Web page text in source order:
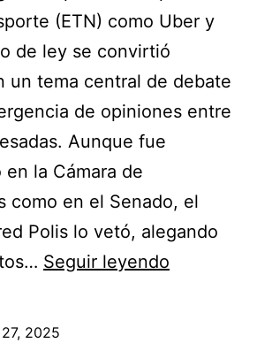
(ETN) como Uber y
de ley se convirtió
un tema central de debate
de opiniones entre
Aunque fue
la Cámara de
como en el Senado, el
Polis lo vetó, alegando
Seguir leyendo
2025